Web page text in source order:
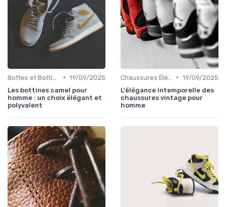
• 19/09/2025
Les bottines camel pour
homme : un choix élégant et
polyvalent
• 19/09/2025
L'élégance intemporelle des
chaussures vintage pour
homme